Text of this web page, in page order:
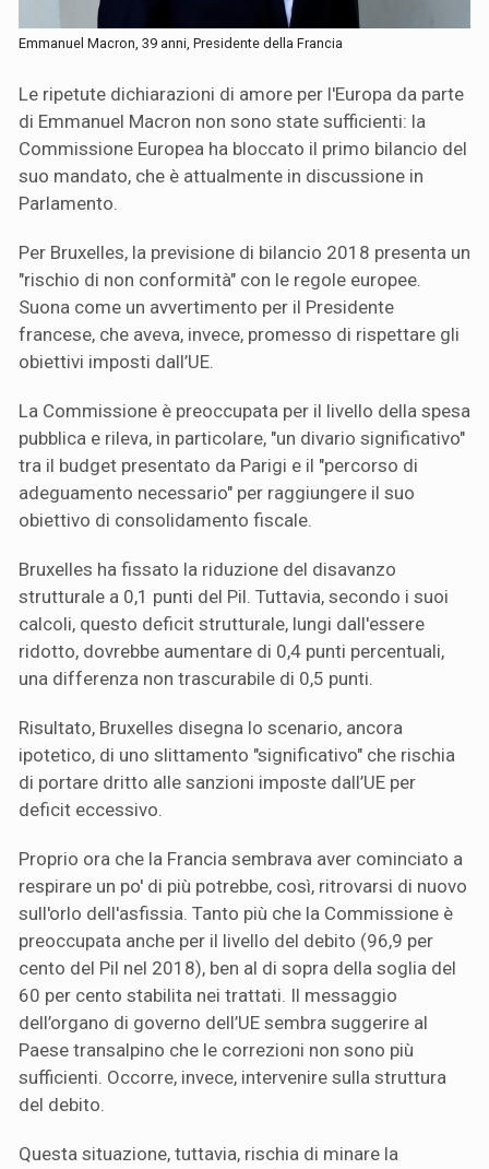
Emmanuel Macron, 39 anni, Presidente della Francia
Le ripetute dichiarazioni di amore per l'Europa da parte
di Emmanuel Macron non sono state sufficienti: la
Commissione Europea ha bloccato il primo bilancio del
suo mandato, che è attualmente in discussione in
Parlamento.
Per Bruxelles, la previsione di bilancio 2018 presenta un
"rischio di non conformità" con le regole europee.
Suona come un avvertimento per il Presidente
francese, che aveva, invece, promesso di rispettare gli
obiettivi imposti dall’UE.
La Commissione è preoccupata per il livello della spesa
pubblica e rileva, in particolare, "un divario significativo"
tra il budget presentato da Parigi e il "percorso di
adeguamento necessario" per raggiungere il suo
obiettivo di consolidamento fiscale.
Bruxelles ha fissato la riduzione del disavanzo
strutturale a 0,1 punti del Pil. Tuttavia, secondo i suoi
calcoli, questo deficit strutturale, lungi dall'essere
ridotto, dovrebbe aumentare di 0,4 punti percentuali,
una differenza non trascurabile di 0,5 punti.
Risultato, Bruxelles disegna lo scenario, ancora
ipotetico, di uno slittamento "significativo" che rischia
di portare dritto alle sanzioni imposte dall’UE per
deficit eccessivo.
Proprio ora che la Francia sembrava aver cominciato a
respirare un po' di più potrebbe, così, ritrovarsi di nuovo
sull'orlo dell'asfissia. Tanto più che la Commissione è
preoccupata anche per il livello del debito (96,9 per
cento del Pil nel 2018), ben al di sopra della soglia del
60 per cento stabilita nei trattati. Il messaggio
dell’organo di governo dell’UE sembra suggerire al
Paese transalpino che le correzioni non sono più
sufficienti. Occorre, invece, intervenire sulla struttura
del debito.
Questa situazione, tuttavia, rischia di minare la